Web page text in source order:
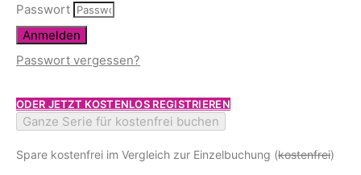
Passwort
Anmelden
Passwort vergessen?
ODER JETZT KOSTENLOS REGISTRIEREN
Ganze Serie für kostenfrei buchen
Spare kostenfrei im Vergleich zur Einzelbuchung (kostenfrei)